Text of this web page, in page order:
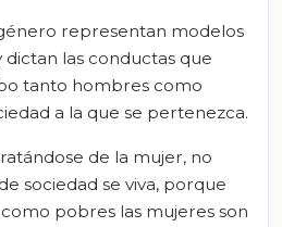
representan modelos
las conductas que
tanto hombres como
a la que se pertenezca.
de la mujer, no
sociedad se viva, porque
pobres las mujeres son